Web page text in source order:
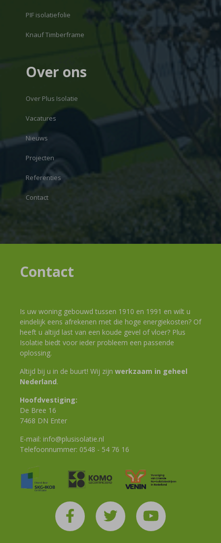
PIF isolatiefolie
Knauf Timberframe
Over ons
Over Plus Isolatie
Vacatures
Nieuws
Projecten
Referenties
Contact
Contact
Is uw woning gebouwd tussen 1910 en 1991 en wilt u
eindelijk eens afrekenen met die hoge energiekosten? Of
heeft u altijd last van een koude gevel of vloer? Plus
Isolatie biedt voor ieder probleem een passende
oplossing.
Altijd bij u in de buurt! Wij zijn werkzaam in geheel
Nederland.
Hoofdvestiging:
De Bree 16
7468 DN Enter
E-mail: info@plusisolatie.nl
Telefoonnummer: 0548 - 54 76 16